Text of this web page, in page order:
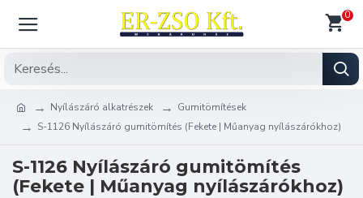
0
Nyílászáró alkatrészek
Gumitömítések
S-1126 Nyílászáró gumitömítés (Fekete | Műanyag nyílászárókhoz)
S-1126 Nyílászáró gumitömítés
(Fekete | Műanyag nyílászárókhoz)